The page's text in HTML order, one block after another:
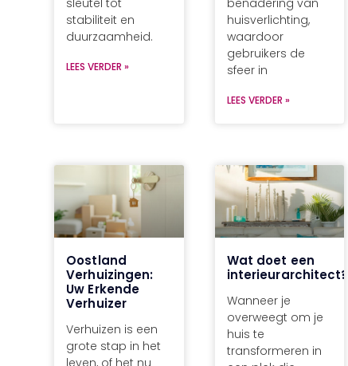
sleutel tot
stabiliteit en
duurzaamheid.
LEES VERDER »
benadering van
huisverlichting,
waardoor
gebruikers de
sfeer in
LEES VERDER »
Oostland
Verhuizingen:
Uw Erkende
Verhuizer
Verhuizen is een
grote stap in het
Wat doet een
interieurarchitect?
Wanneer je
overweegt om je
huis te
transformeren in